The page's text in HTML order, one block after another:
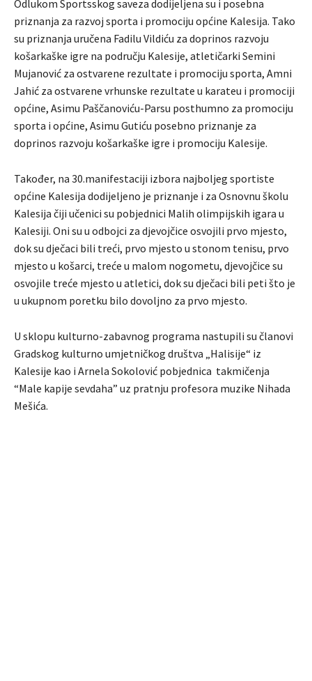
Odlukom Sportsskog saveza dodijeljena su i posebna
priznanja za razvoj sporta i promociju općine Kalesija. Tako
su priznanja uručena Fadilu Vildiću za doprinos razvoju
košarkaške igre na području Kalesije, atletičarki Semini
Mujanović za ostvarene rezultate i promociju sporta, Amni
Jahić za ostvarene vrhunske rezultate u karateu i promociji
općine, Asimu Paščanoviću-Parsu posthumno za promociju
sporta i općine, Asimu Gutiću posebno priznanje za
doprinos razvoju košarkaške igre i promociju Kalesije.
Također, na 30.manifestaciji izbora najboljeg sportiste
općine Kalesija dodijeljeno je priznanje i za Osnovnu školu
Kalesija čiji učenici su pobjednici Malih olimpijskih igara u
Kalesiji. Oni su u odbojci za djevojčice osvojili prvo mjesto,
dok su dječaci bili treći, prvo mjesto u stonom tenisu, prvo
mjesto u košarci, treće u malom nogometu, djevojčice su
osvojile treće mjesto u atletici, dok su dječaci bili peti što je
u ukupnom poretku bilo dovoljno za prvo mjesto.
U sklopu kulturno-zabavnog programa nastupili su članovi
Gradskog kulturno umjetničkog društva „Halisije“ iz
Kalesije kao i Arnela Sokolović pobjednica takmičenja
“Male kapije sevdaha” uz pratnju profesora muzike Nihada
Mešića.